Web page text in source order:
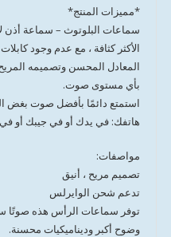
*مميزات المنتج*
سماعات البلوتوث – سماعة أذن
الأكثر كثافة ، مع عدم وجود
المعادل المحسن وتصميمه
بأي مستوى صوت.
استمتع دائمًا بأفضل صوت بغض
هاتفك: في يدك أو في جيبك أو
مواصفات:
تصميم مريح ، أنيق
تدعم شحن الوايرلس
توفر سماعات الرأس هذه صوتًا
وضوح أكبر وديناميكيات محسنة.